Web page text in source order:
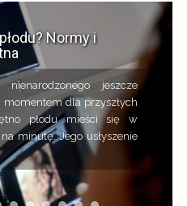
Normy i
jeszcze
dla przyszłych
płodu mieści się w
minutę. Jego usłyszenie